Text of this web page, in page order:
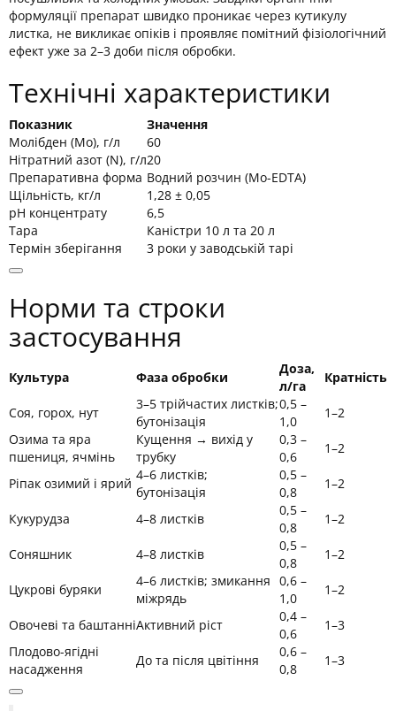
формуляції препарат швидко проникає через кутикулу
листка, не викликає опіків і проявляє помітний фізіологічний
ефект уже за 2–3 доби після обробки.
Технічні характеристики
Показник
Значення
Молібден (Mo), г/л
60
Нітратний азот (N), г/л20
Препаративна форма Водний розчин (Mo-EDTA)
Щільність, кг/л
1,28 ± 0,05
pH концентрату
6,5
Тара
Каністри 10 л та 20 л
Термін зберігання
3 роки у заводській тарі
Норми та строки
застосування
Культура Фаза обробки
Доза,
л/га
Кратність
Соя, горох, нут
3–5 трійчастих листків;
бутонізація
0,5 –
1,0
1–2
Озима та яра
пшениця, ячмінь
Кущення → вихід у
трубку
0,3 –
0,6
1–2
Ріпак озимий і ярий
4–6 листків;
бутонізація
0,5 –
0,8
1–2
Кукурудза 4–8 листків
0,5 –
0,8
1–2
Соняшник 4–8 листків
0,5 –
0,8
1–2
Цукрові буряки
4–6 листків; змикання
міжрядь
0,6 –
1,0
1–2
Овочеві та баштанніАктивний ріст
0,4 –
0,6
1–3
Плодово-ягідні
насадження
До та після цвітіння
0,6 –
0,8
1–3